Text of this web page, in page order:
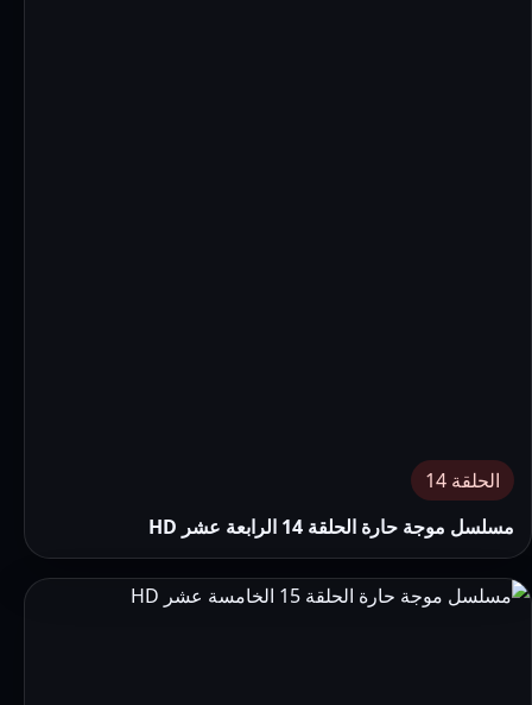
الحلقة 14
مسلسل موجة حارة الحلقة 14 الرابعة عشر HD